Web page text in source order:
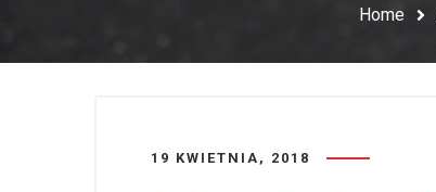
Home
19 KWIETNIA, 2018